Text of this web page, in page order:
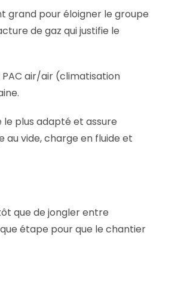
grand pour éloigner le groupe
de gaz qui justifie le
air/air (climatisation
plus adapté et assure
vide, charge en fluide et
que de jongler entre
étape pour que le chantier